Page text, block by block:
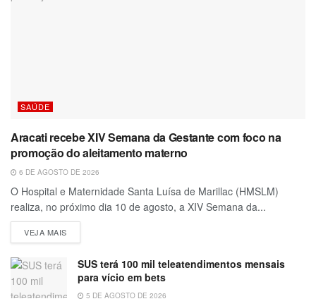
SAÚDE
Aracati recebe XIV Semana da Gestante com foco na
promoção do aleitamento materno
6 DE AGOSTO DE 2026
O Hospital e Maternidade Santa Luísa de Marillac (HMSLM)
realiza, no próximo dia 10 de agosto, a XIV Semana da...
VEJA MAIS
SUS terá 100 mil teleatendimentos mensais
para vício em bets
5 DE AGOSTO DE 2026